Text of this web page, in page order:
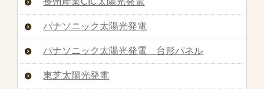
パナソニック太陽光発電
パナソニック太陽光発電 台形パネル
東芝太陽光発電